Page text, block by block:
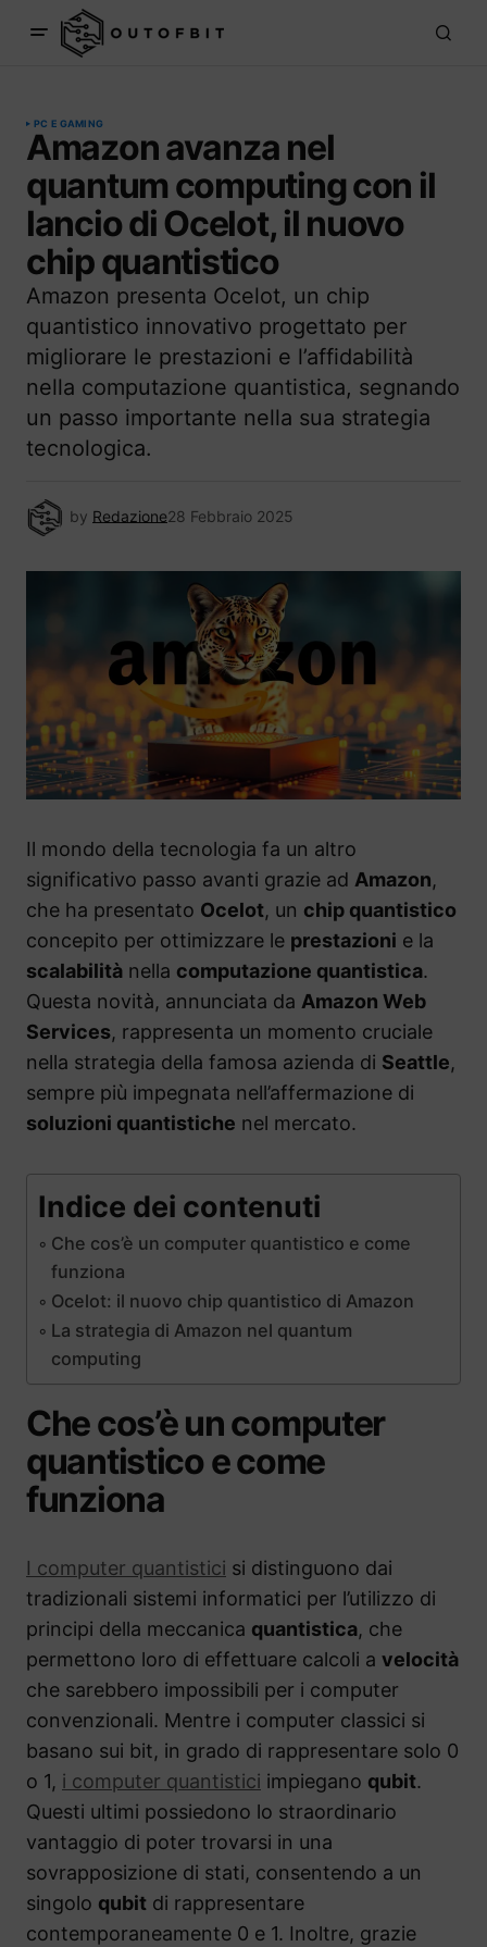
PC E GAMING
Amazon avanza nel
quantum computing con il
lancio di Ocelot, il nuovo
chip quantistico
Amazon presenta Ocelot, un chip
quantistico innovativo progettato per
migliorare le prestazioni e l’affidabilità
nella computazione quantistica, segnando
un passo importante nella sua strategia
tecnologica.
by Redazione28 Febbraio 2025
Il mondo della tecnologia fa un altro
significativo passo avanti grazie ad Amazon,
che ha presentato Ocelot, un chip quantistico
concepito per ottimizzare le prestazioni e la
scalabilità nella computazione quantistica.
Questa novità, annunciata da Amazon Web
Services, rappresenta un momento cruciale
nella strategia della famosa azienda di Seattle,
sempre più impegnata nell’affermazione di
soluzioni quantistiche nel mercato.
Indice dei contenuti
Che cos’è un computer quantistico e come
funziona
Ocelot: il nuovo chip quantistico di Amazon
La strategia di Amazon nel quantum
computing
Che cos’è un computer
quantistico e come
funziona
I computer quantistici si distinguono dai
tradizionali sistemi informatici per l’utilizzo di
principi della meccanica quantistica, che
permettono loro di effettuare calcoli a velocità
che sarebbero impossibili per i computer
convenzionali. Mentre i computer classici si
basano sui bit, in grado di rappresentare solo 0
o 1, i computer quantistici impiegano qubit.
Questi ultimi possiedono lo straordinario
vantaggio di poter trovarsi in una
sovrapposizione di stati, consentendo a un
singolo qubit di rappresentare
contemporaneamente 0 e 1. Inoltre, grazie